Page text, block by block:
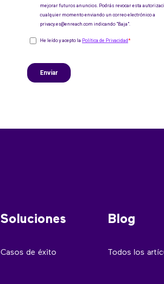
Soluciones
Casos de éxito
Blog
Todos los